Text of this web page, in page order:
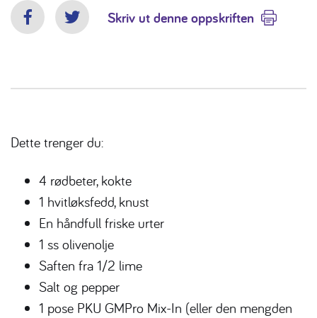
FacebookTwitterSkriv ut denne oppskriften
Dette trenger du:
4 rødbeter, kokte
1 hvitløksfedd, knust
En håndfull friske urter
1 ss olivenolje
Saften fra 1/2 lime
Salt og pepper
1 pose PKU GMPro Mix-In (eller den mengden